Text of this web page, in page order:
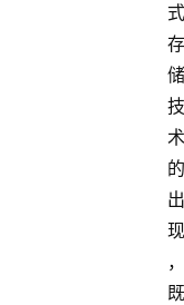
式
存
储
技
术
的
出
现
，
既